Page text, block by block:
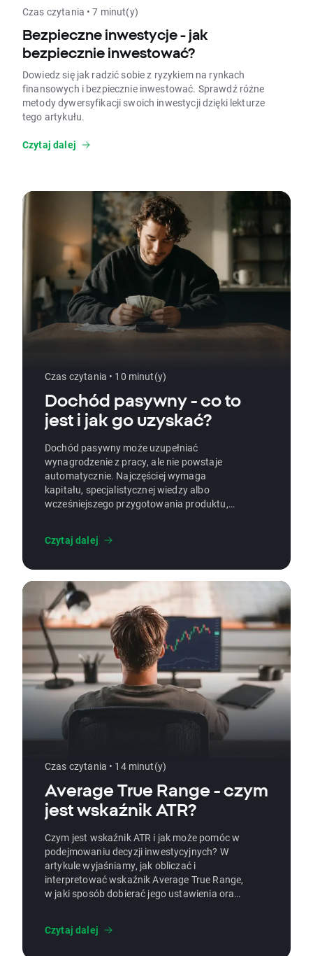
Czas czytania • 7 minut(y)
Bezpieczne inwestycje - jak
bezpiecznie inwestować?
Dowiedz się jak radzić sobie z ryzykiem na rynkach
finansowych i bezpiecznie inwestować. Sprawdź różne
metody dywersyfikacji swoich inwestycji dzięki lekturze
tego artykułu.
Czytaj dalej
Czas czytania • 10 minut(y)
Dochód pasywny - co to
jest i jak go uzyskać?
Dochód pasywny może uzupełniać
wynagrodzenie z pracy, ale nie powstaje
automatycznie. Najczęściej wymaga
kapitału, specjalistycznej wiedzy albo
wcześniejszego przygotowania produktu,
część może przynieść stratę. W poradniku
konkretne koszty, zasady podatkowe, ryzyka
oraz plan działania.
Czytaj dalej
Czas czytania • 14 minut(y)
Average True Range - czym
jest wskaźnik ATR?
Czym jest wskaźnik ATR i jak może pomóc w
podejmowaniu decyzji inwestycyjnych? W
artykule wyjaśniamy, jak obliczać i
interpretować wskaźnik Average True Range,
w jaki sposób dobierać jego ustawienia oraz
trailing stop czy take profit. To praktyczny
Czytaj dalej